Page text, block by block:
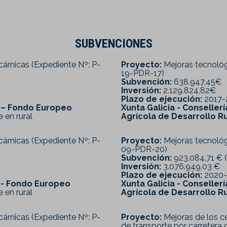
SUBVENCIONES
(Expediente Nº: P-
Fondo Europeo
en rural
Proyecto: Mejoras
19-PDR-17)
Subvención: 638.947,45€
Inversión: 2.129.824,82€
Plazo de ejecución:
Xunta Galicia -
Agrícola de Desarrollo
(Expediente Nº: P-
Fondo Europeo
en rural
Proyecto: Mejoras
09-PDR-20)
Subvención: 923.084,71 €
Inversión: 3.076.949,03 €
Plazo de ejecución:
Xunta Galicia -
Agrícola de Desarrollo
(Expediente Nº: P- Proyecto: Mejoras de los